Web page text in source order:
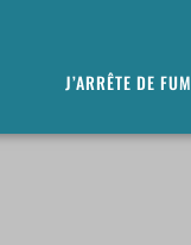
J’ARRÊTE DE